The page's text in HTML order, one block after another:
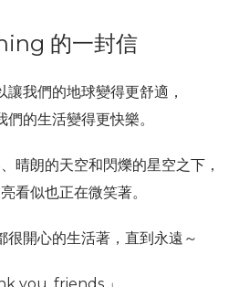
的一封信
讓我們的地球變得更舒適，
們的生活變得更快樂。
晴朗的天空和閃爍的星空之下，
看似也正在微笑著。
很開心的生活著，直到永遠～
you, friends.」